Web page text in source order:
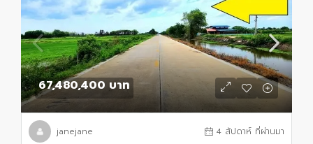
67,480,400 บาท
janejane 4 สัปดาห์ ที่ผ่านมา